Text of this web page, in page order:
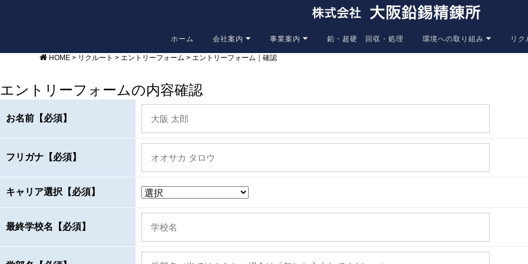
ホーム 会社案内 事業案内 鉛・超硬 回収・処理 環境への取り組み リク
HOME > リクルート >エントリーフォーム >エントリーフォーム｜確認
エントリーフォームの内容確認
お名前【必須】
フリガナ【必須】
キャリア選択【必須】
最終学校名【必須】